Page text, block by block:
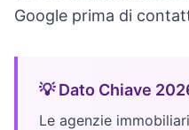
Google prima di
💡 Dato Chiave
Le agenzie